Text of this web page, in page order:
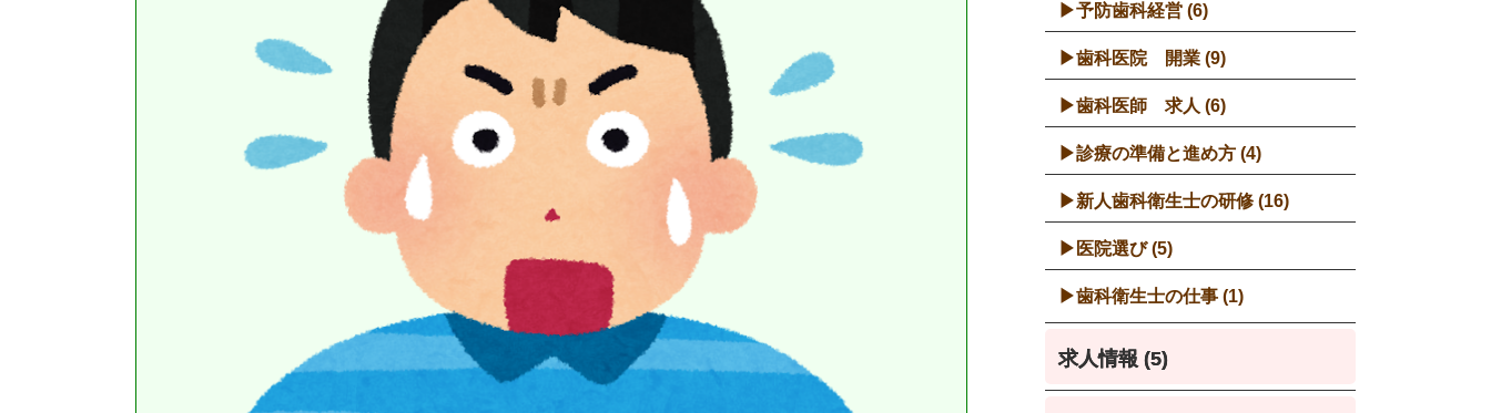
予防歯科経営 (6)
歯科医院 開業 (9)
歯科医師 求人 (6)
診療の準備と進め方 (4)
新人歯科衛生士の研修 (16)
医院選び (5)
歯科衛生士の仕事 (1)
求人情報 (5)